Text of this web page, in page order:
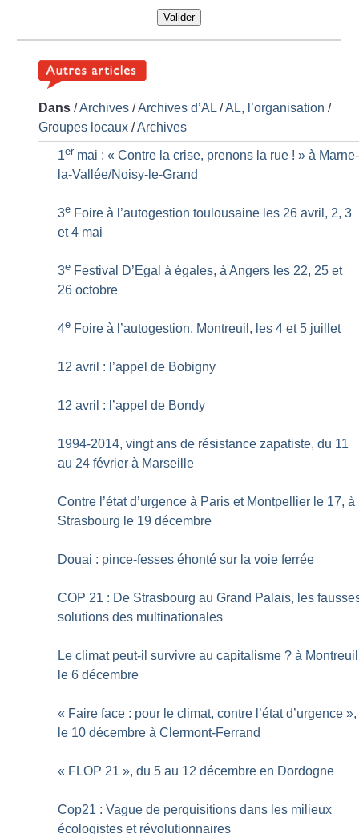
Valider
Dans /Archives /Archives d’AL/AL, l’organisation /
Groupes locaux /Archives
1er mai : « Contre la crise, prenons la rue ! » à Marne-
la-Vallée/Noisy-le-Grand
3e Foire à l’autogestion toulousaine les 26 avril, 2, 3
et 4 mai
3e Festival D’Egal à égales, à Angers les 22, 25 et
26 octobre
4e Foire à l’autogestion, Montreuil, les 4 et 5 juillet
12 avril : l’appel de Bobigny
12 avril : l’appel de Bondy
1994-2014, vingt ans de résistance zapatiste, du 11
au 24 février à Marseille
Contre l’état d’urgence à Paris et Montpellier le 17, à
Strasbourg le 19 décembre
Douai : pince-fesses éhonté sur la voie ferrée
COP 21 : De Strasbourg au Grand Palais, les
solutions des multinationales
Le climat peut-il survivre au capitalisme ? à
le 6 décembre
« Faire face : pour le climat, contre l’état d’urgence »,
le 10 décembre à Clermont-Ferrand
« FLOP 21 », du 5 au 12 décembre en Dordogne
Cop21 : Vague de perquisitions dans les milieux
écologistes et révolutionnaires